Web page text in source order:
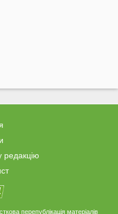
через 48 годин: вони
робити на Яблучний
на 1190 гривень
маслюки: показали
редакцію
перепублікація матеріалів